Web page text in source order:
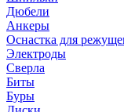
Дюбели
Анкеры
Оснастка для
Электроды
Сверла
Биты
Буры